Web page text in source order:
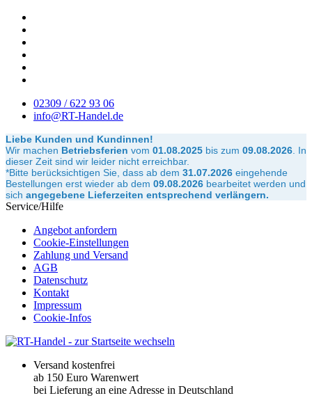
02309 / 622 93 06
info@RT-Handel.de
Liebe Kunden und Kundinnen!
Wir machen Betriebsferien vom 01.08.2025 bis zum 09.08.2026 In
dieser Zeit sind wir leider nicht erreichbar.
*Bitte berücksichtigen Sie, dass ab dem 31.07.2026 eingehende
Bestellungen erst wieder ab dem 09.08.2026 bearbeitet werden und
sich angegebene Lieferzeiten entsprechend verlängern.
Service/Hilfe
Angebot anfordern
Cookie-Einstellungen
Zahlung und Versand
AGB
Datenschutz
Kontakt
Impressum
Cookie-Infos
Versand kostenfrei
ab 150 Euro Warenwert
bei Lieferung an eine Adresse in Deutschland